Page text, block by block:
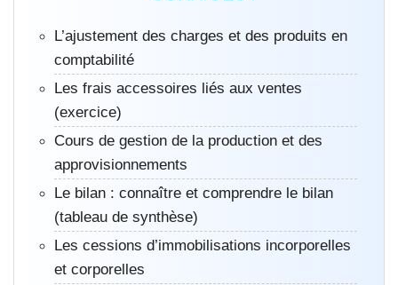
L’ajustement des charges et des produits en
comptabilité
Les frais accessoires liés aux ventes
(exercice)
Cours de gestion de la production et des
approvisionnements
Le bilan : connaître et comprendre le bilan
(tableau de synthèse)
Les cessions d’immobilisations incorporelles
et corporelles